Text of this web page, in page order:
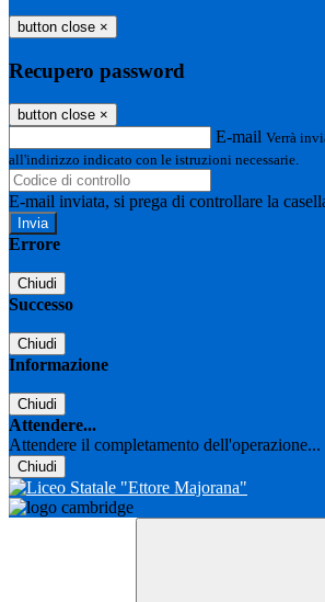
button close ×
Recupero password
button close ×
E-mail Verrà
all'indirizzo indicato con le istruzioni necessarie.
E-mail inviata, si prega di controllare la
Errore
Chiudi
Successo
Chiudi
Informazione
Chiudi
Attendere...
Attendere il completamento dell'operazione...
Chiudi